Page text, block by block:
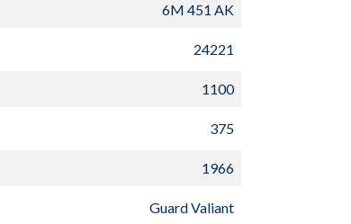
6M 451 AK
24221
1100
375
1966
Guard Valiant